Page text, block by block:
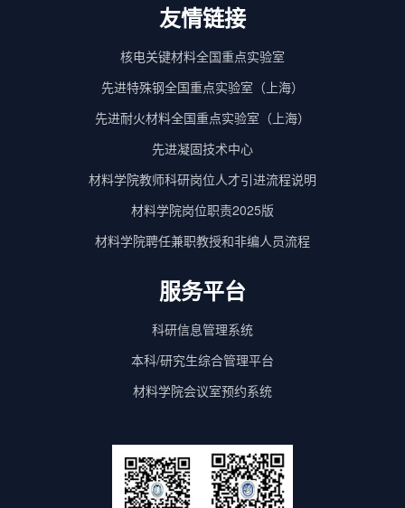
友情链接
核电关键材料全国重点实验室
先进特殊钢全国重点实验室（上海）
先进耐火材料全国重点实验室（上海）
先进凝固技术中心
材料学院教师科研岗位人才引进流程说明
材料学院岗位职责2025版
材料学院聘任兼职教授和非编人员流程
服务平台
科研信息管理系统
本科/研究生综合管理平台
材料学院会议室预约系统